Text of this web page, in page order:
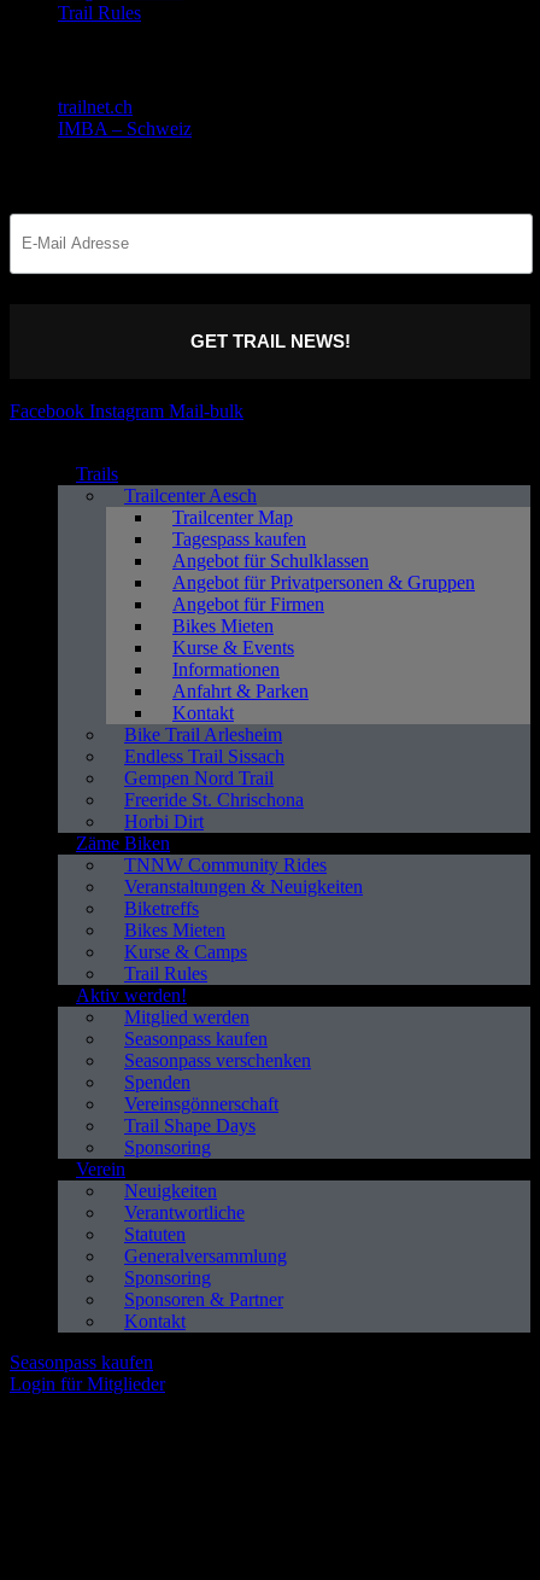
Trail Rules
trailnet.ch
IMBA – Schweiz
GET TRAIL NEWS!
Facebook Instagram Mail-bulk
Trails
Trailcenter Aesch
Trailcenter Map
Tagespass kaufen
Angebot für Schulklassen
Angebot für Privatpersonen & Gruppen
Angebot für Firmen
Bikes Mieten
Kurse & Events
Informationen
Anfahrt & Parken
Kontakt
Bike Trail Arlesheim
Endless Trail Sissach
Gempen Nord Trail
Freeride St. Chrischona
Horbi Dirt
Zäme Biken
TNNW Community Rides
Veranstaltungen & Neuigkeiten
Biketreffs
Bikes Mieten
Kurse & Camps
Trail Rules
Aktiv werden!
Mitglied werden
Seasonpass kaufen
Seasonpass verschenken
Spenden
Vereinsgönnerschaft
Trail Shape Days
Sponsoring
Verein
Neuigkeiten
Verantwortliche
Statuten
Generalversammlung
Sponsoring
Sponsoren & Partner
Kontakt
Seasonpass kaufen
Login für Mitglieder